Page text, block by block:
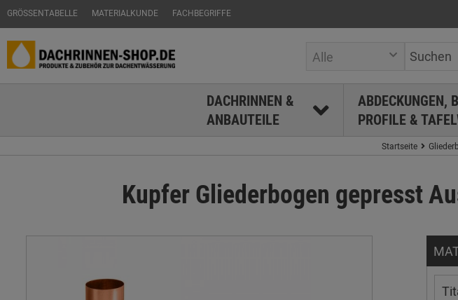
GRÖSSENTABELLE MATERIALKUNDE FACHBEGRIFFE
Alle
DACHRINNEN &
ANBAUTEILE
ABDECKUNGEN,
PROFILE &
Startseite
Kupfer Gliederbogen gepresst